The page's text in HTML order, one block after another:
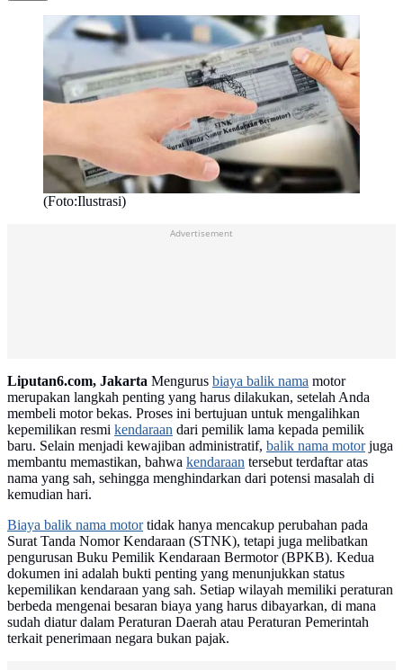
(Foto:Ilustrasi)
Liputan6.com, Jakarta Mengurus biaya balik nama motor
merupakan langkah penting yang harus dilakukan, setelah Anda
membeli motor bekas. Proses ini bertujuan untuk mengalihkan
kepemilikan resmi kendaraan dari pemilik lama kepada pemilik
baru. Selain menjadi kewajiban administratif, balik nama motorjuga
membantu memastikan, bahwa kendaraan tersebut terdaftar atas
nama yang sah, sehingga menghindarkan dari potensi masalah di
kemudian hari.
Biaya balik nama motortidak hanya mencakup perubahan pada
Surat Tanda Nomor Kendaraan (STNK), tetapi juga melibatkan
pengurusan Buku Pemilik Kendaraan Bermotor (BPKB). Kedua
dokumen ini adalah bukti penting yang menunjukkan status
kepemilikan kendaraan yang sah. Setiap wilayah memiliki peraturan
berbeda mengenai besaran biaya yang harus dibayarkan, di mana
sudah diatur dalam Peraturan Daerah atau Peraturan Pemerintah
terkait penerimaan negara bukan pajak.